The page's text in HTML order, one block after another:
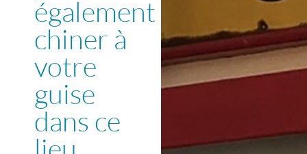
également
chiner à
votre
guise
dans ce